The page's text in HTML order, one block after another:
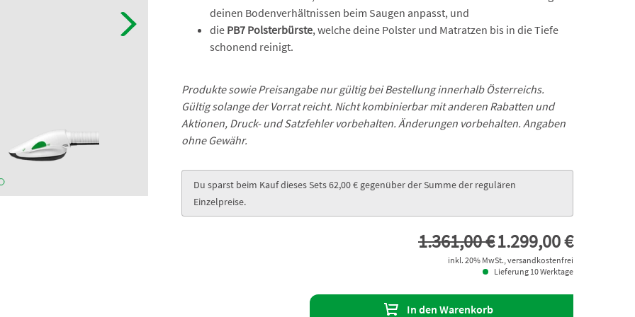
deinen Bodenverhältnissen beim Saugen anpasst, und
die PB7 Polsterbürste, welche deine Polster und Matratzen bis in die Tiefe
schonend reinigt.
Produkte sowie Preisangabe nur gültig bei Bestellung innerhalb Österreichs.
Gültig solange der Vorrat reicht. Nicht kombinierbar mit anderen Rabatten und
Aktionen, Druck- und Satzfehler vorbehalten. Änderungen vorbehalten. Angaben
ohne Gewähr.
Du sparst beim Kauf dieses Sets 62,00 € gegenüber der Summe der regulären
Einzelpreise.
1.361,00 €1.299,00 €
inkl. 20% MwSt., versandkostenfrei
Lieferung 10 Werktage
In den Warenkorb